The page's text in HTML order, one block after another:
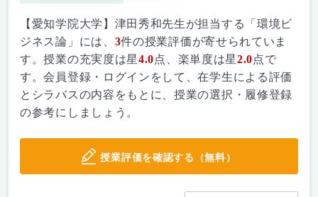
【愛知学院大学】津田秀和先生が担当する「環境ビ
ジネス論」には、 3件の授業評価が寄せられていま
す。授業の充実度は星4.0点、楽単度は星2.0点で
す。会員登録・ログインをして、在学生による評価
とシラバスの内容をもとに、授業の選択・履修登録
の参考にしましょう。
授業評価を確認する（無料）